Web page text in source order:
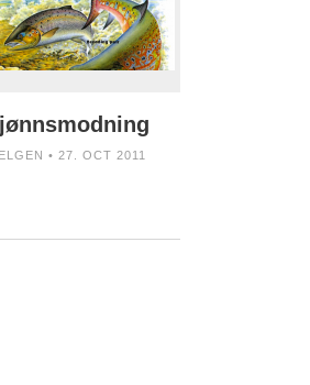
• 27. OCT 2011